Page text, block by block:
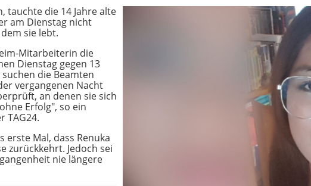
tauchte die 14 Jahre alte
am Dienstag nicht
sie lebt.
Mitarbeiterin die
Dienstag gegen 13
die Beamten
vergangenen Nacht
an denen sie sich
Erfolg", so ein
TAG24.
erste Mal, dass Renuka
zurückkehrt. Jedoch sei
nie längere